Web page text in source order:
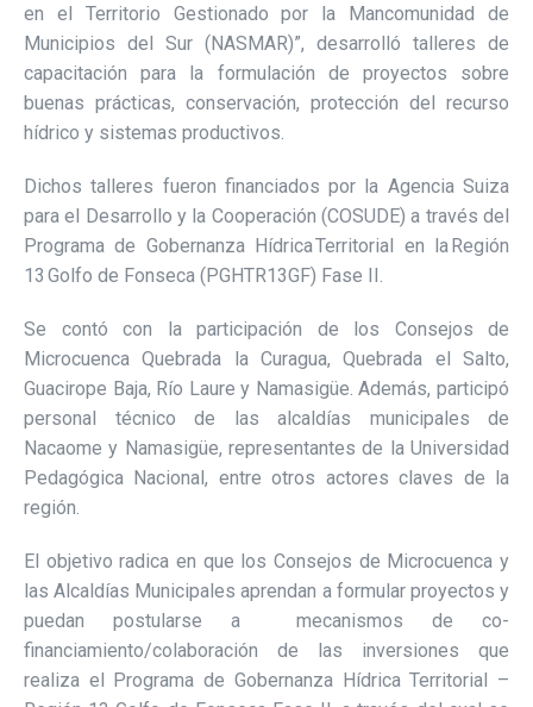
en el Territorio Gestionado por la Mancomunidad de
Municipios del Sur (NASMAR)”, desarrolló talleres de
capacitación para la formulación de proyectos sobre
buenas prácticas, conservación, protección del recurso
hídrico y sistemas productivos.
Dichos talleres fueron financiados por la Agencia Suiza
para el Desarrollo y la Cooperación (COSUDE) a través del
Programa de Gobernanza Hídrica Territorial en la Región
13 Golfo de Fonseca (PGHTR13GF) Fase II.
Se contó con la participación de los Consejos de
Microcuenca Quebrada la Curagua, Quebrada el Salto,
Guacirope Baja, Río Laure y Namasigüe. Además, participó
personal técnico de las alcaldías municipales de
Nacaome y Namasigüe, representantes de la Universidad
Pedagógica Nacional, entre otros actores claves de la
región.
El objetivo radica en que los Consejos de Microcuenca y
las Alcaldías Municipales aprendan a formular proyectos y
puedan postularse a mecanismos de co-
financiamiento/colaboración de las inversiones que
realiza el Programa de Gobernanza Hídrica Territorial –